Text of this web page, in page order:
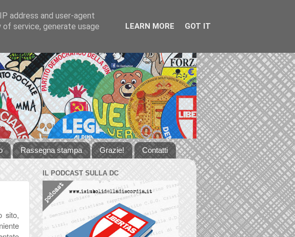
Rassegna stampa Grazie! Contatti
sito,
IL PODCAST SULLA DC
address and user-agent
service, generate usage
LEARN MORE GOT IT